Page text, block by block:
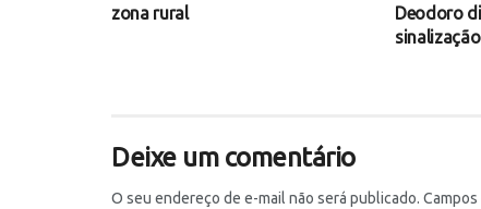
zona rural
Deodoro
sinalização
Deixe um comentário
O seu endereço de e-mail não será publicado.